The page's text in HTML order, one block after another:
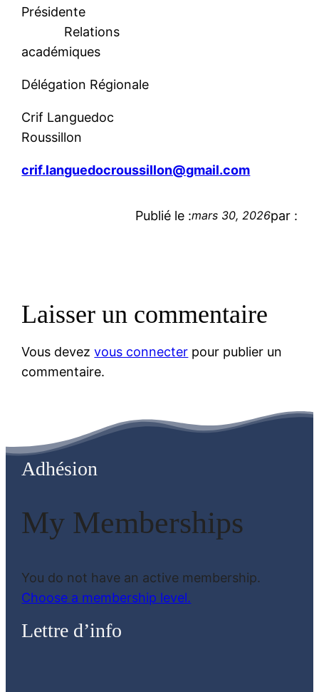
Présidente
Relations
académiques
Délégation Régionale
Crif Languedoc
Roussillon
crif.languedocroussillon@gmail.com
Publié le :mars 30, 2026par :
Laisser un commentaire
Vous devezvous connecter pour publier un
commentaire.
Adhésion
My Memberships
You do not have an active membership.
Choose a membership level.
Lettre d’info